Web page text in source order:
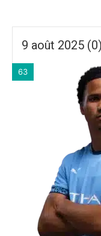
9 août 2025 (0)
63